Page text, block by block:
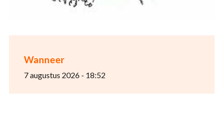
Wanneer
7 augustus 2026 - 18:52